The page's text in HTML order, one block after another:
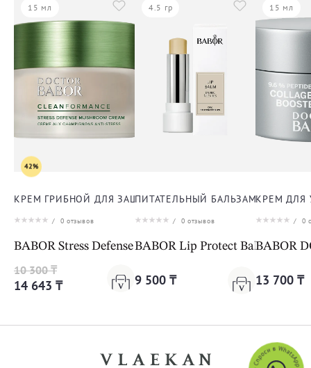
15 мл
42%
КРЕМ ГРИБНОЙ ДЛЯ ЗАЩИТЫ ОТ СТРЕССА ДЛЯ ЛИЦА
/ 0 отзывов
BABOR Stress Defense Mushroom Cream
10 300 ₸
14 643 ₸
4.5 гр
ПИТАТЕЛЬНЫЙ БАЛЬЗАМ ДЛЯ ГУБ
/ 0 отзывов
BABOR Lip Protect Balm
9 500 ₸
15 мл
КРЕМ ДЛЯ
/ 0
BABOR
13 700 ₸